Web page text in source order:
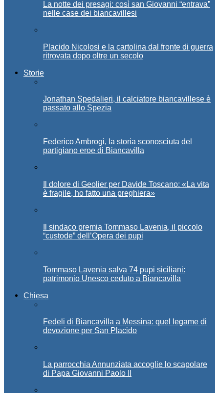
La notte dei presagi: così san Giovanni “entrava”
nelle case dei biancavillesi
Placido Nicolosi e la cartolina dal fronte di guerra
ritrovata dopo oltre un secolo
Storie
Jonathan Spedalieri, il calciatore biancavillese è
passato allo Spezia
Federico Ambrogi, la storia sconosciuta del
partigiano eroe di Biancavilla
Il dolore di Geolier per Davide Toscano: «La vita
è fragile, ho fatto una preghiera»
Il sindaco premia Tommaso Lavenia, il piccolo
“custode” dell’Opera dei pupi
Tommaso Lavenia salva 74 pupi siciliani:
patrimonio Unesco ceduto a Biancavilla
Chiesa
Fedeli di Biancavilla a Messina: quel legame di
devozione per San Placido
La parrocchia Annunziata accoglie lo scapolare
di Papa Giovanni Paolo II